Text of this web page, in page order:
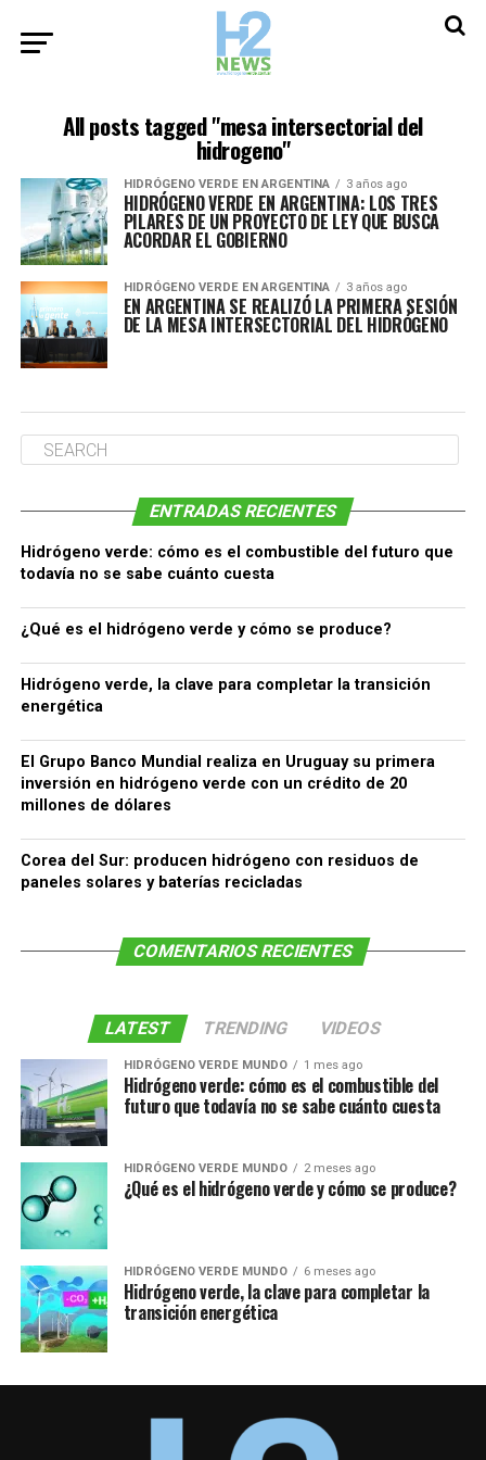
All posts tagged "mesa intersectorial del
hidrogeno"
HIDRÓGENO VERDE EN ARGENTINA 3 años ago
HIDRÓGENO VERDE EN ARGENTINA: LOS TRES
PILARES DE UN PROYECTO DE LEY QUE BUSCA
ACORDAR EL GOBIERNO
HIDRÓGENO VERDE EN ARGENTINA 3 años ago
EN ARGENTINA SE REALIZÓ LA PRIMERA SESIÓN
DE LA MESA INTERSECTORIAL DEL HIDRÓGENO
ENTRADAS RECIENTES
Hidrógeno verde: cómo es el combustible del futuro que
todavía no se sabe cuánto cuesta
¿Qué es el hidrógeno verde y cómo se produce?
Hidrógeno verde, la clave para completar la transición
energética
El Grupo Banco Mundial realiza en Uruguay su primera
inversión en hidrógeno verde con un crédito de 20
millones de dólares
Corea del Sur: producen hidrógeno con residuos de
paneles solares y baterías recicladas
COMENTARIOS RECIENTES
LATEST TRENDING VIDEOS
HIDRÓGENO VERDE MUNDO 1 mes ago
Hidrógeno verde: cómo es el combustible del
futuro que todavía no se sabe cuánto cuesta
HIDRÓGENO VERDE MUNDO 2 meses ago
¿Qué es el hidrógeno verde y cómo se produce?
HIDRÓGENO VERDE MUNDO 6 meses ago
Hidrógeno verde, la clave para completar la
transición energética